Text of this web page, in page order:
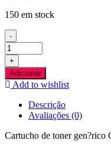
150 em stock
-
Quantidade
de
NO
CHIP
-
Canon
Amarelo
Toner
+
Adicionar
Add to wishlist
Descrição
Avaliações (0)
Cartucho de toner gen?rico